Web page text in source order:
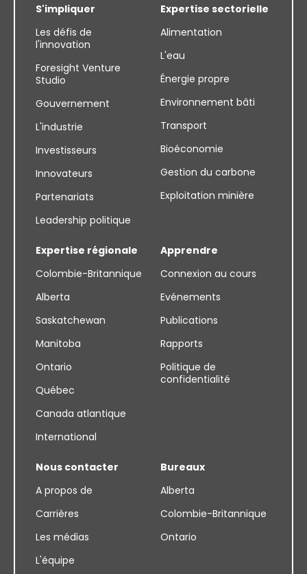
S'impliquer
Les défis de
l'innovation
Foresight Venture
Studio
Gouvernement
L'industrie
Investisseurs
Innovateurs
Partenariats
Leadership politique
Expertise sectorielle
Alimentation
L'eau
Énergie propre
Environnement bâti
Transport
Bioéconomie
Gestion du carbone
Exploitation minière
Expertise régionale
Colombie-Britannique
Alberta
Saskatchewan
Manitoba
Ontario
Québec
Canada atlantique
International
Apprendre
Connexion au cours
Evénements
Publications
Rapports
Politique de
confidentialité
Nous contacter
A propos de
Carrières
Les médias
L'équipe
Bureaux
Alberta
Colombie-Britannique
Ontario